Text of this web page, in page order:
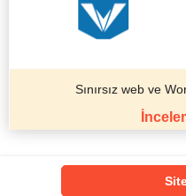
Sınırsız web ve